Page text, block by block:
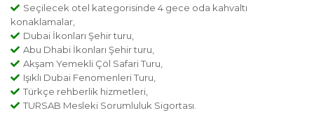
Seçilecek otel kategorisinde 4 gece oda kahvaltı
konaklamalar,
Dubai İkonları Şehir turu,
Abu Dhabi İkonları Şehir turu,
Akşam Yemekli Çöl Safari Turu,
Işıklı Dubai Fenomenleri Turu,
Türkçe rehberlik hizmetleri,
TURSAB Mesleki Sorumluluk Sigortası.